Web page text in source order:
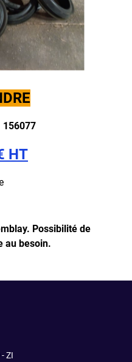
156077
HT
Possibilité de
au besoin.
ZI